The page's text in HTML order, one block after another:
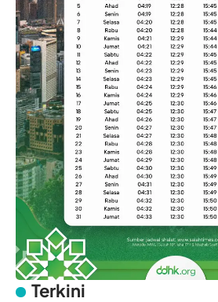
Terkini